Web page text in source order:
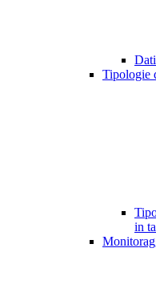
Tipologie
in